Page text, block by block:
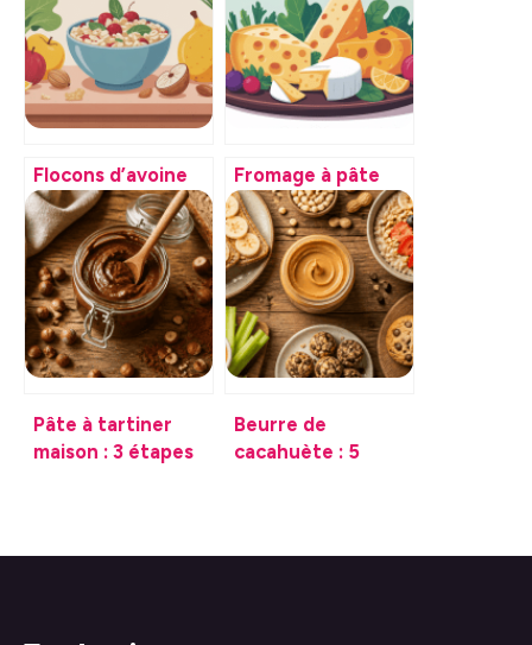
Flocons d’avoine
valeur
nutritionnelle : ce
qu’il faut vraiment
savoir
Fromage à pâte
dure et régime :
lesquels choisir
sans culpabiliser
Pâte à tartiner
maison : 3 étapes
Beurre de
cacahuète : 5
varier vos repas